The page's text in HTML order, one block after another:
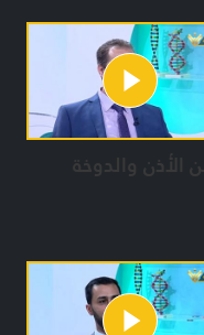
جنان زغيب
الأذن والدوخة